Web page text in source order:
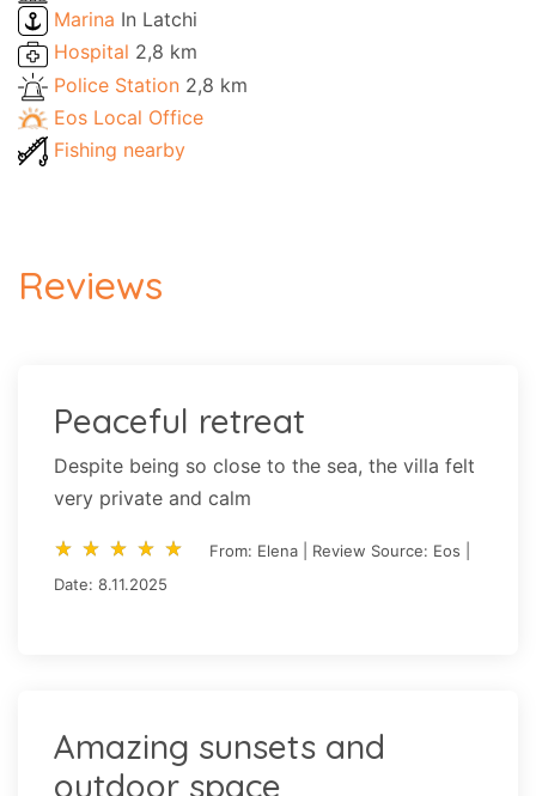
Marina In Latchi
Hospital 2,8 km
Police Station 2,8 km
Eos Local Office
Fishing nearby
Reviews
Peaceful retreat
Despite being so close to the sea, the villa felt
very private and calm
star_rate star_rate star_rate star_rate star_rate
star_rate star_rate star_rate star_rate star_rate
From: Elena | Review Source: Eos |
Date: 8.11.2025
Amazing sunsets and
outdoor space